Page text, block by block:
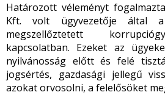
Határozott véleményt
Kft. volt ügyvezetője által
megszellőztetett
kapcsolatban. Ezeket az
nyilvánosság előtt és felé
jogsértés, gazdasági jellegű
azokat orvosolni, a felelősöket